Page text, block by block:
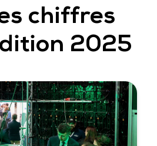
chiffres
2025